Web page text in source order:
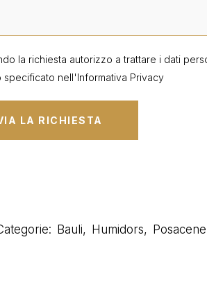
la richiesta autorizzo a trattare i dati
specificato nell'Informativa Privacy
Bauli, Humidors,